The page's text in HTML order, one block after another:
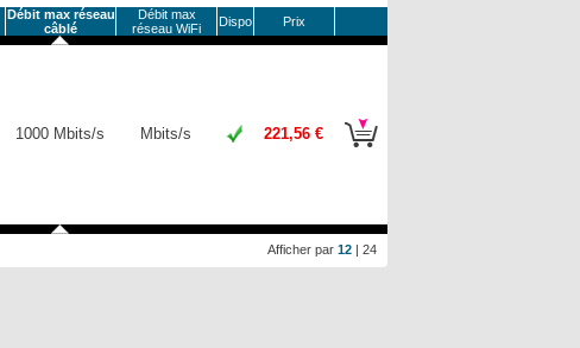
Débit max réseau
câblé
Débit max
réseau WiFi
Dispo Prix
1000 Mbits/s Mbits/s 221,56 €
Afficher par 12 | 24